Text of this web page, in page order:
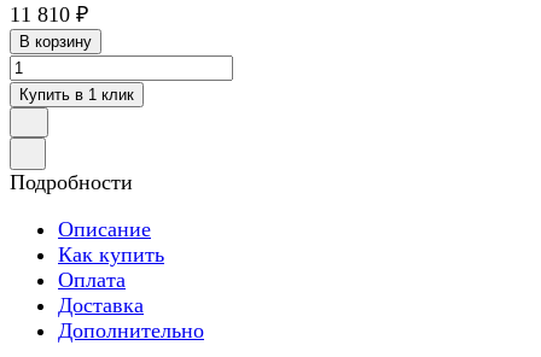
11 810 ₽
В корзину
Купить в 1 клик
Подробности
Описание
Как купить
Оплата
Доставка
Дополнительно